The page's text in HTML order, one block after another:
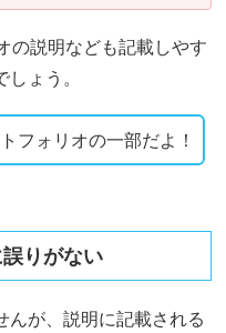
の説明なども記載しやす
ょう。
フォリオの一部だよ！
りがない
んが、説明に記載される